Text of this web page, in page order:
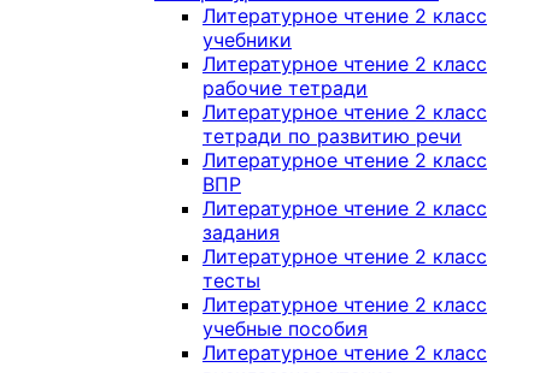
Литературное чтение 2 класс
учебники
Литературное чтение 2 класс
рабочие тетради
Литературное чтение 2 класс
тетради по развитию речи
Литературное чтение 2 класс
ВПР
Литературное чтение 2 класс
задания
Литературное чтение 2 класс
тесты
Литературное чтение 2 класс
учебные пособия
Литературное чтение 2 класс